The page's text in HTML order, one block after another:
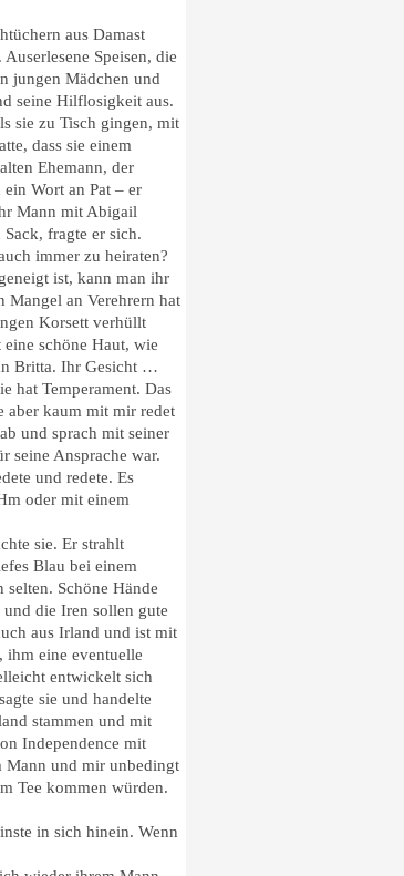
aus Damast
Speisen, die
jungen Mädchen und
seine Hilflosigkeit aus.
sie zu Tisch gingen, mit
dass sie einem
Ehemann, der
Wort an Pat – er
Mann mit Abigail
fragte er sich.
immer zu heiraten?
ist, kann man ihr
Mangel an Verehrern hat
Korsett verhüllt
schöne Haut, wie
Britta. Ihr Gesicht …
hat Temperament. Das
aber kaum mit mir redet
und sprach mit seiner
seine Ansprache war.
und redete. Es
oder mit einem
sie. Er strahlt
Blau bei einem
Schöne Hände
die Iren sollen gute
aus Irland und ist mit
ihm eine eventuelle
entwickelt sich
sie und handelte
stammen und mit
Independence mit
Mann und mir unbedingt
Tee kommen würden.
in sich hinein. Wenn